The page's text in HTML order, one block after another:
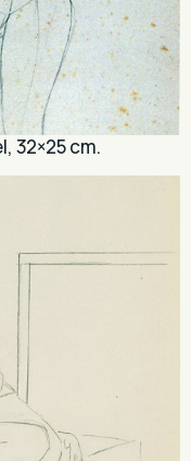
32×25 cm.